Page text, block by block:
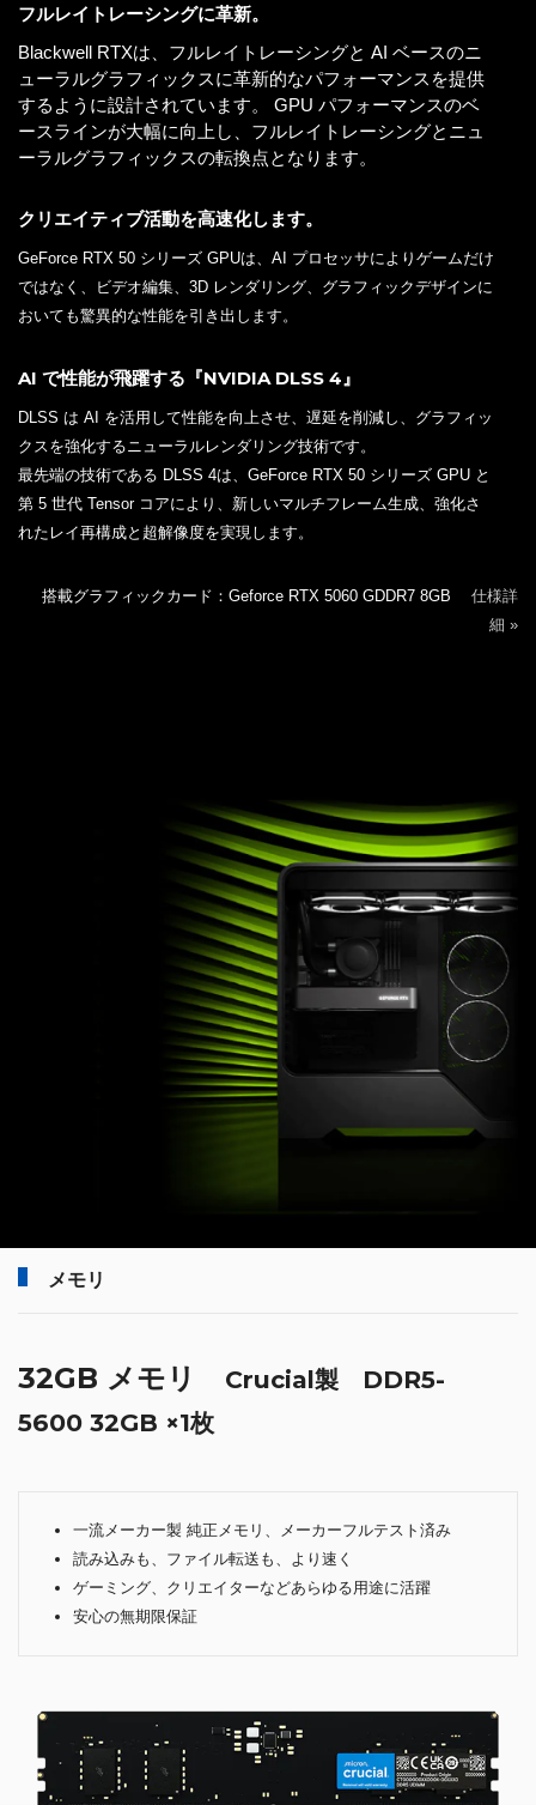
フルレイトレーシングに革新。
Blackwell RTXは、フルレイトレーシングと AI ベースのニ
ューラルグラフィックスに革新的なパフォーマンスを提供
するように設計されています。 GPU パフォーマンスのベ
ースラインが大幅に向上し、フルレイトレーシングとニュ
ーラルグラフィックスの転換点となります。
クリエイティブ活動を高速化します。
GeForce RTX 50 シリーズ GPUは、AI プロセッサによりゲームだけ
ではなく、ビデオ編集、3D レンダリング、グラフィックデザインに
おいても驚異的な性能を引き出します。
AI で性能が飛躍する『NVIDIA DLSS 4』
DLSS は AI を活用して性能を向上させ、遅延を削減し、グラフィッ
クスを強化するニューラルレンダリング技術です。
最先端の技術である DLSS 4は、GeForce RTX 50 シリーズ GPU と
第 5 世代 Tensor コアにより、新しいマルチフレーム生成、強化さ
れたレイ再構成と超解像度を実現します。
搭載グラフィックカード：Geforce RTX 5060 GDDR7 8GB 仕様詳
細 »
メモリ
32GB メモリ
Crucial製 DDR5-
5600 32GB ×1枚
一流メーカー製 純正メモリ、メーカーフルテスト済み
読み込みも、ファイル転送も、より速く
ゲーミング、クリエイターなどあらゆる用途に活躍
安心の無期限保証